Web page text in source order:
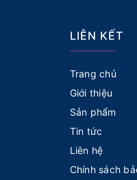
LIÊN KẾT
Trang chủ
Giới thiệu
Sản phẩm
Tin tức
Liên hệ
Chính sách